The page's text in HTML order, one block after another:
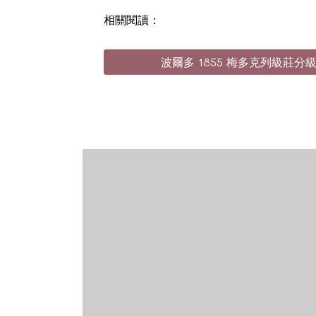
相關閱讀：
波爾多 1855 梅多克列級莊分